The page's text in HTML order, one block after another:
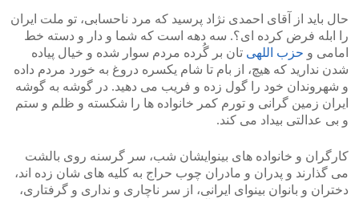
حال باید از آقای احمدی نژاد پرسید که مرد ناحسابی، تو ملت ایران
را ابله فرض کرده ای؟. سه دهه است که شما و دار و دسته خط
امامی و حزب اللهی تان بر گُرده مردم سوار شده و خیال پیاده
شدن ندارید که هیچ، از بام تا شام یکسره دروغ به خورد مردم داده
و شهروندان خود را گول زده و فریب می دهید. در گوشه به گوشه
ایران زمین گرانی و تورم کمر خانواده ها را شکسته و ظلم و ستم
و بی عدالتی بیداد می کند.
کارگران و خانواده های بینوایشان شب، سر گرسنه روی بالشت
می گذارند و پدران و مادران چوب حراج به کلیه های شان زده اند،
دختران و بانوان بینوای ایرانی، از سر ناچاری و نداری و گرفتاری،